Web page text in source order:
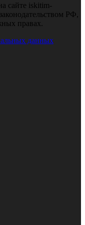
сайте iskitim-
РФ,
правах.
данных